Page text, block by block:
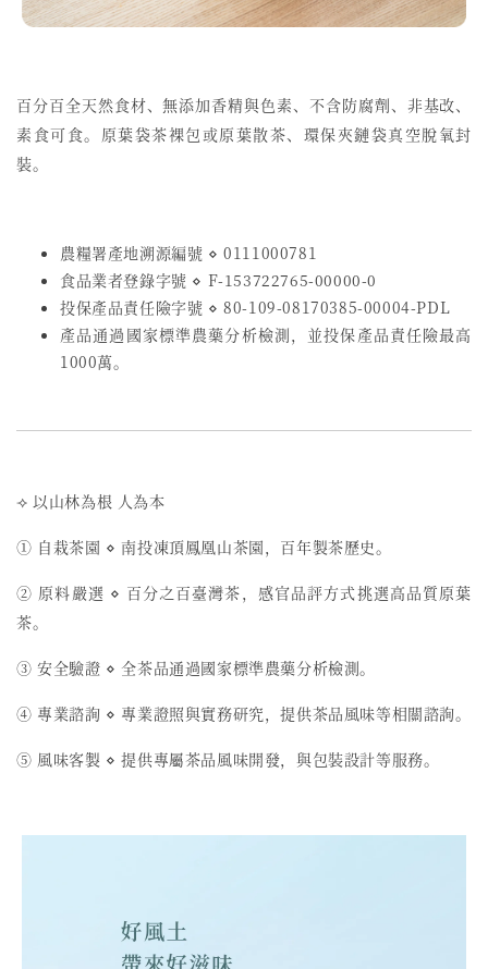
百分百全天然食材、無添加香精與色素、不含防腐劑、非基改、
素食可食。原葉袋茶裸包或原葉散茶、環保夾鏈袋真空脫氧封
裝。
農糧署產地溯源編號 ⋄ 0111000781
食品業者登錄字號 ⋄ F-153722765-00000-0
投保產品責任險字號 ⋄80-109-08170385-00004-PDL
產品通過國家標準農藥分析檢測，並投保產品責任險最高
1000萬。
⟢ 以山林為根 人為本
① 自栽茶園 ⋄ 南投凍頂鳳凰山茶園，百年製茶歷史。
② 原料嚴選 ⋄ 百分之百臺灣茶，感官品評方式挑選高品質原葉
茶。
③ 安全驗證 ⋄ 全茶品通過國家標準農藥分析檢測。
④ 專業諮詢 ⋄ 專業證照與實務研究，提供茶品風味等相關諮詢。
⑤ 風味客製 ⋄ 提供專屬茶品風味開發，與包裝設計等服務。